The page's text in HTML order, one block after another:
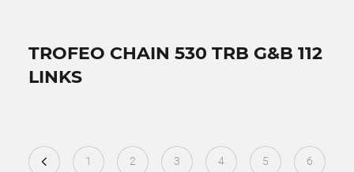
TROFEO CHAIN 530 TRB G&B 112
LINKS
1 2 3 4 5 6